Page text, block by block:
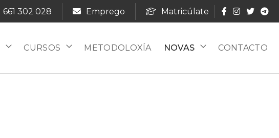
661 302 028 Emprego Matricúlate
CURSOS METODOLOXÍA NOVAS CONTACTO